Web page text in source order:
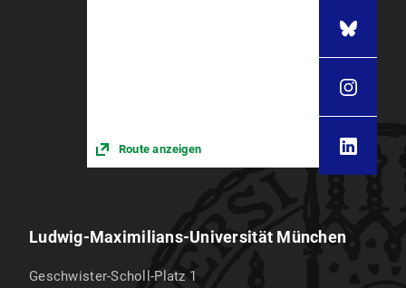
Route anzeigen
Ludwig-Maximilians-Universität München
Geschwister-Scholl-Platz 1